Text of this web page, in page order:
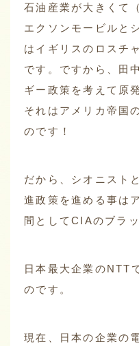
石油産業が大きくて
エクソンモービルと
はイギリスのロスチ
です。ですから、田
ギー政策を考えて原
それはアメリカ帝国
のです！
だから、シオニスト
進政策を進める事は
間としてCIAのブラ
日本最大企業のNTT
のです。
現在、日本の企業の